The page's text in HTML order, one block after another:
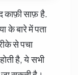
काफ़ी साफ़ है.
के बारे में पता
से पचा
है, ये सभी